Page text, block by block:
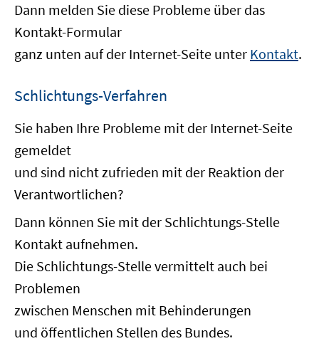
Dann melden Sie diese Probleme über das
Kontakt-Formular
ganz unten auf der Internet-Seite unter Kontakt.
Schlichtungs-Verfahren
Sie haben Ihre Probleme mit der Internet-Seite
gemeldet
und sind nicht zufrieden mit der Reaktion der
Verantwortlichen?
Dann können Sie mit der Schlichtungs-Stelle
Kontakt aufnehmen.
Die Schlichtungs-Stelle vermittelt auch bei
Problemen
zwischen Menschen mit Behinderungen
und öffentlichen Stellen des Bundes.